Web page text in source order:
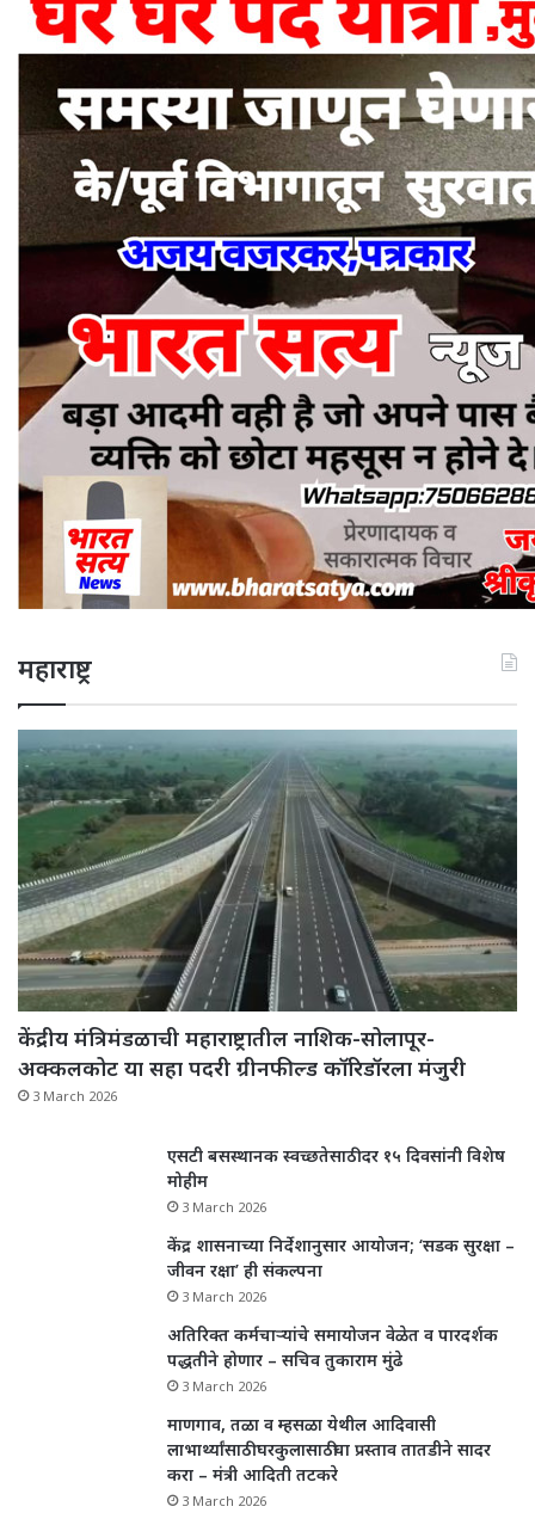
महाराष्ट्र
केंद्रीय मंत्रिमंडळाची महाराष्ट्रातील नाशिक-सोलापूर-
अक्कलकोट या सहा पदरी ग्रीनफील्ड कॉरिडॉरला मंजुरी
3 March 2026
एसटी बसस्थानक स्वच्छतेसाठी दर १५ दिवसांनी विशेष
मोहीम
3 March 2026
केंद्र शासनाच्या निर्देशानुसार आयोजन; ‘सडक सुरक्षा –
जीवन रक्षा’ ही संकल्पना
3 March 2026
अतिरिक्त कर्मचाऱ्यांचे समायोजन वेळेत व पारदर्शक
पद्धतीने होणार – सचिव तुकाराम मुंढे
3 March 2026
माणगाव, तळा व म्हसळा येथील आदिवासी
लाभार्थ्यांसाठी घरकुलासाठीचा प्रस्ताव तातडीने सादर
करा – मंत्री आदिती तटकरे
3 March 2026